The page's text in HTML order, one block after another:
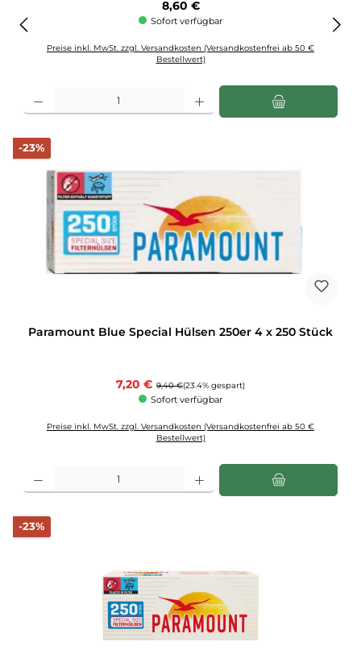
Regulärer Preis:
8,60 €
Sofort verfügbar
Preise inkl. MwSt. zzgl. Versandkosten (Versandkostenfrei ab 50 €
Bestellwert)
Produkt Anzahl: Gib den gewünschten Wert ein oder benutze die Schaltflächen
-23%Rabatt
Paramount Blue Special Hülsen 250er 4 x 250 Stück
Verkaufspreis:
7,20 € Regulärer Preis:
9,40 €(23.4% gespart)
Sofort verfügbar
Preise inkl. MwSt. zzgl. Versandkosten (Versandkostenfrei ab 50 €
Bestellwert)
-23%Rabatt